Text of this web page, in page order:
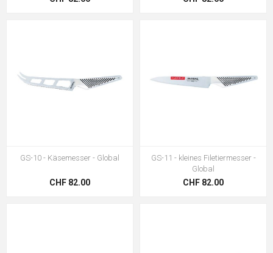
GS-10 - Käsemesser - Global
CHF 82.00
GS-11 - kleines Filetiermesser -
Global
CHF 82.00